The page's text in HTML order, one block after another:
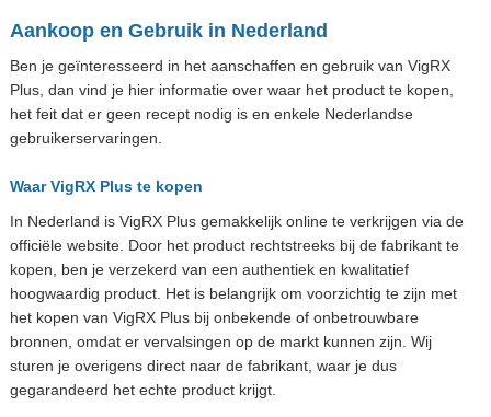
Aankoop en Gebruik in Nederland
Ben je geïnteresseerd in het aanschaffen en gebruik van VigRX
Plus, dan vind je hier informatie over waar het product te kopen,
het feit dat er geen recept nodig is en enkele Nederlandse
gebruikerservaringen.
Waar VigRX Plus te kopen
In Nederland is VigRX Plus gemakkelijk online te verkrijgen via de
officiële website. Door het product rechtstreeks bij de fabrikant te
kopen, ben je verzekerd van een authentiek en kwalitatief
hoogwaardig product. Het is belangrijk om voorzichtig te zijn met
het kopen van VigRX Plus bij onbekende of onbetrouwbare
bronnen, omdat er vervalsingen op de markt kunnen zijn. Wij
sturen je overigens direct naar de fabrikant, waar je dus
gegarandeerd het echte product krijgt.